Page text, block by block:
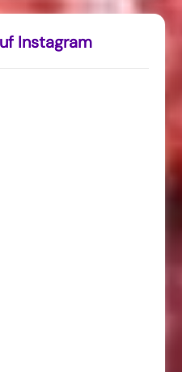
Instagram